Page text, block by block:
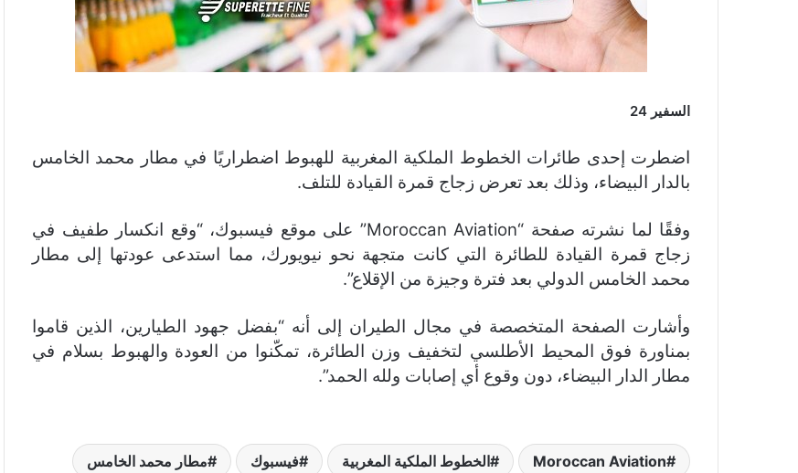
السفير 24
اضطرت إحدى طائرات الخطوط الملكية المغربية للهبوط اضطراريًا في مطار محمد الخامس
بالدار البيضاء، وذلك بعد تعرض زجاج قمرة القيادة للتلف.
وفقًا لما نشرته صفحة “Moroccan Aviation” على موقع فيسبوك، “وقع انكسار طفيف في
زجاج قمرة القيادة للطائرة التي كانت متجهة نحو نيويورك، مما استدعى عودتها إلى مطار
محمد الخامس الدولي بعد فترة وجيزة من الإقلاع”.
وأشارت الصفحة المتخصصة في مجال الطيران إلى أنه “بفضل جهود الطيارين، الذين قاموا
بمناورة فوق المحيط الأطلسي لتخفيف وزن الطائرة، تمكّنوا من العودة والهبوط بسلام في
مطار الدار البيضاء، دون وقوع أي إصابات ولله الحمد”.
Moroccan Aviation الخطوط الملكية المغربية فيسبوك مطار محمد الخامس